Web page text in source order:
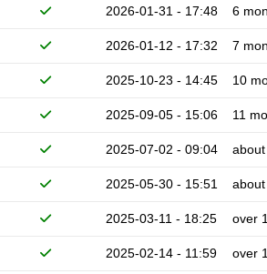
2026-01-31 - 17:48 6
2026-01-12 - 17:32 7
2025-10-23 - 14:45 10
2025-09-05 - 15:06 11
2025-07-02 - 09:04
2025-05-30 - 15:51
2025-03-11 - 18:25 over
2025-02-14 - 11:59 over